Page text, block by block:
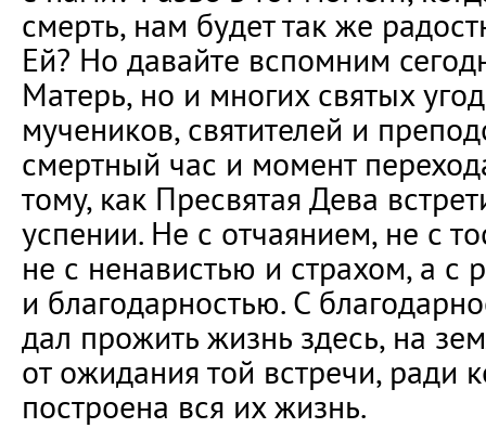
смерть, нам будет так же
Ей? Но давайте вспомним
Матерь, но и многих святых
мучеников, святителей и
смертный час и момент
тому, как Пресвятая Дева
успении. Не с отчаянием, не с
не с ненавистью и страхом, а с
и благодарностью. С
дал прожить жизнь здесь, на
от ожидания той встречи, ради
построена вся их жизнь.